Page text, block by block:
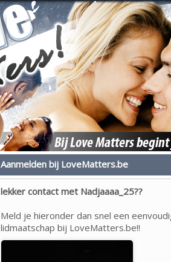
Aanmelden bij LoveMatters.be
lekker contact met Nadjaaaa_25??
Meld je hieronder dan snel een
lidmaatschap bij LoveMatters.be!!